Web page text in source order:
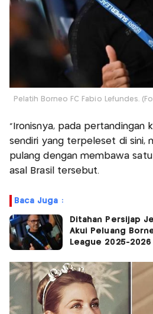
Pelatih Borneo FC Fabio Lefundes.
"Ironisnya, pada pertandingan
sendiri yang terpeleset di sini,
pulang dengan membawa
asal Brasil tersebut.
Baca Juga :
Ditahan Persijap
Akui Peluang
League 2025-